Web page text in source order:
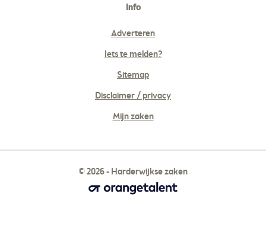
Info
Adverteren
Iets te melden?
Sitemap
Disclaimer / privacy
Mijn zaken
© 2026 - Harderwijkse zaken